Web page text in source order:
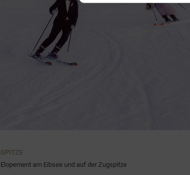
am Eibsee und auf der Zugspitze